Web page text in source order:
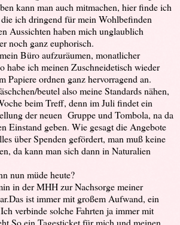
kann man auch mitmachen, hier finde ich
ich dringend für mein Wohlbefinden
Aussichten haben mich unglaublich
noch ganz euphorisch.
Büro aufzuräumen, monatlicher
habe ich meinen Zuschneidetisch wieder
Papiere ordnen ganz hervorragend an.
beutel also meine Standards nähen,
beim Treff, denn im Juli findet ein
der neuen Gruppe und Tombola, na da
Einstand geben. Wie gesagt die Angebote
über Spenden gefördert, man muß keine
da kann man sich dann in Naturalien
nun müde heute?
in der MHH zur Nachsorge meiner
ist immer mit großem Aufwand, ein
verbinde solche Fahrten ja immer mit
ein Tagesticket für mich und meinen